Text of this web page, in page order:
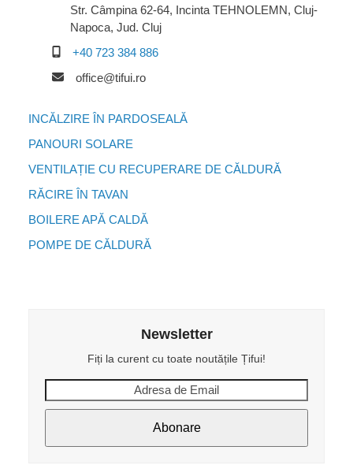
Str. Câmpina 62-64, Incinta TEHNOLEMN, Cluj-
Napoca, Jud. Cluj
+40 723 384 886
office@tifui.ro
INCĂLZIRE ÎN PARDOSEALĂ
PANOURI SOLARE
VENTILAȚIE CU RECUPERARE DE CĂLDURĂ
RĂCIRE ÎN TAVAN
BOILERE APĂ CALDĂ
POMPE DE CĂLDURĂ
Newsletter
Fiți la curent cu toate noutățile Țifui!
de
Abonare